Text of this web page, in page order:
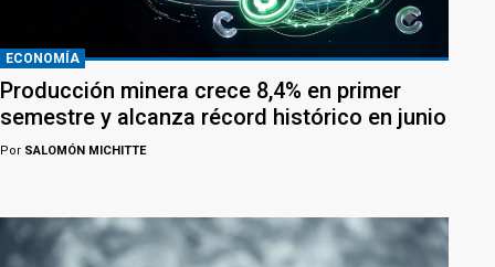
ECONOMÍA
Producción minera crece 8,4% en primer
semestre y alcanza récord histórico en junio
Por SALOMÓN MICHITTE